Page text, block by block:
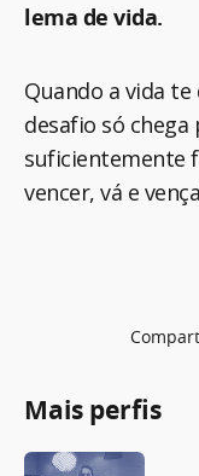
lema de vida.
Quando a vida
desafio só chega
suficientemente
vencer, vá e
Mais perfis